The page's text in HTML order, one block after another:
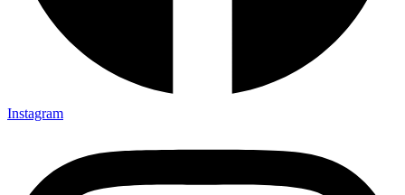
Instagram